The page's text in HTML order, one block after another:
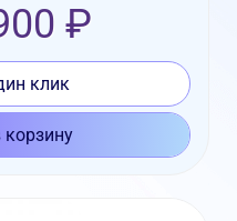
₽
клик